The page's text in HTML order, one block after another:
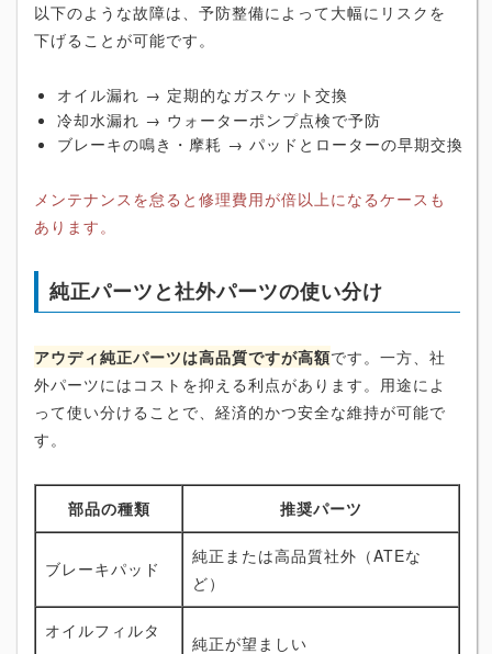
以下のような故障は、予防整備によって大幅にリスクを
下げることが可能です。
オイル漏れ → 定期的なガスケット交換
冷却水漏れ → ウォーターポンプ点検で予防
ブレーキの鳴き・摩耗 → パッドとローターの早期交換
メンテナンスを怠ると修理費用が倍以上になるケースも
あります。
純正パーツと社外パーツの使い分け
アウディ純正パーツは高品質ですが高額です。一方、社
外パーツにはコストを抑える利点があります。用途によ
って使い分けることで、経済的かつ安全な維持が可能で
す。
部品の種類 推奨パーツ
ブレーキパッド
純正または高品質社外（ATEな
ど）
オイルフィルタ
純正が望ましい